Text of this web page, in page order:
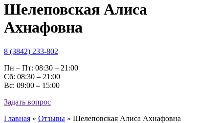
Шелеповская Алиса
Ахнафовна
8 (3842) 233-802
Пн – Пт: 08:30 – 21:00
Cб: 08:30 – 21:00
Вс: 09:00 – 15:00
Задать вопрос
Главная » Отзывы » Шелеповская Алиса Ахнафовна